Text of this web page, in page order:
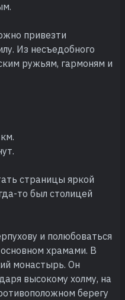
привезти
Из несъедобного
ружьям, гармоням и
страницы яркой
то был столицей
и полюбоваться
храмами. В
монастырь. Он
высокому холму, на
берегу